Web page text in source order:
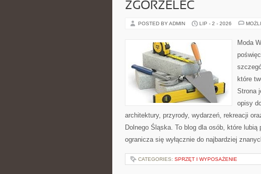
ZGORZELEC
POSTED BY ADMIN LIP - 2 - 2026
Moda
które
Strona
opisy
architektury, przyrody, wydarzeń, rekreacji
Dolnego Śląska. To blog dla osób, które lubią
ogranicza się wyłącznie do najbardziej
CATEGORIES: SPRZĘT I WYPOSAŻENIE